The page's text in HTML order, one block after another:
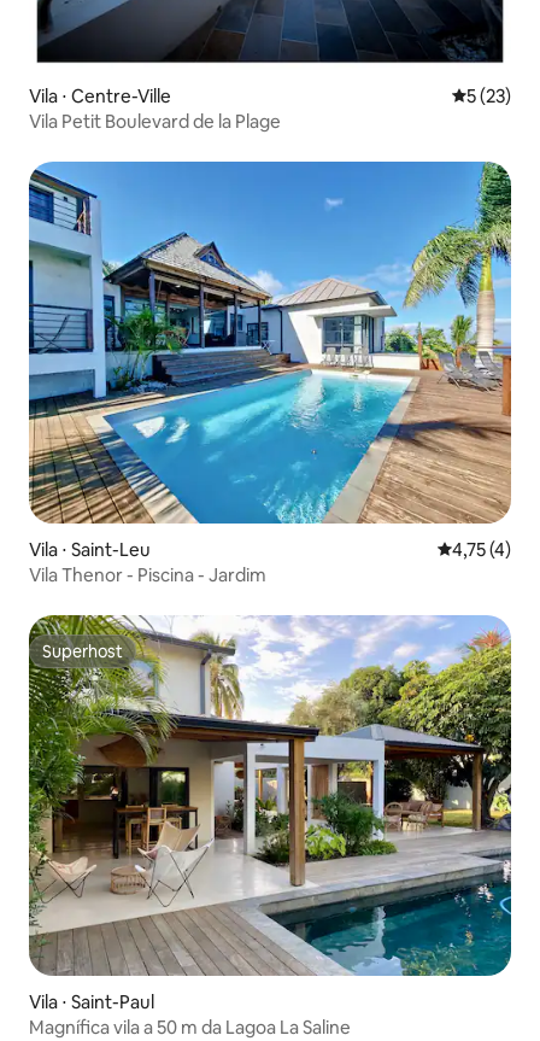
Vila ⋅ Centre-Ville 5 de uma
5 (23)
Vila Petit Boulevard de la Plage
Vila ⋅ Saint-Leu 4,75 de
4,75 (4)
Vila Thenor - Piscina - Jardim
Superhost
Superhost
Vila ⋅ Saint-Paul
Magnífica vila a 50 m da Lagoa La Saline